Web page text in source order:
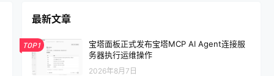
最新文章
TOP1
宝塔面板正式发布宝塔MCP AI Agent连接服
务器执行运维操作
2026年8月7日